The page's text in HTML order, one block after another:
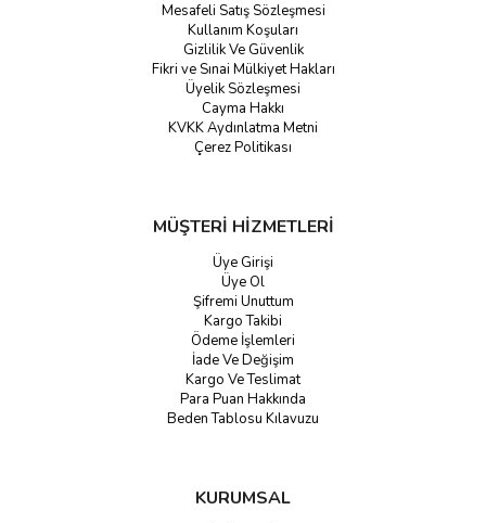
Mesafeli Satış Sözleşmesi
Kullanım Koşuları
Gizlilik Ve Güvenlik
Fikri ve Sınai Mülkiyet Hakları
Üyelik Sözleşmesi
Cayma Hakkı
KVKK Aydınlatma Metni
Çerez Politikası
MÜŞTERİ HİZMETLERİ
Üye Girişi
Üye Ol
Şifremi Unuttum
Kargo Takibi
Ödeme İşlemleri
İade Ve Değişim
Kargo Ve Teslimat
Para Puan Hakkında
Beden Tablosu Kılavuzu
KURUMSAL